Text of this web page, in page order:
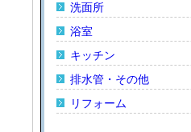
洗面所
浴室
キッチン
排水管・その他
リフォーム